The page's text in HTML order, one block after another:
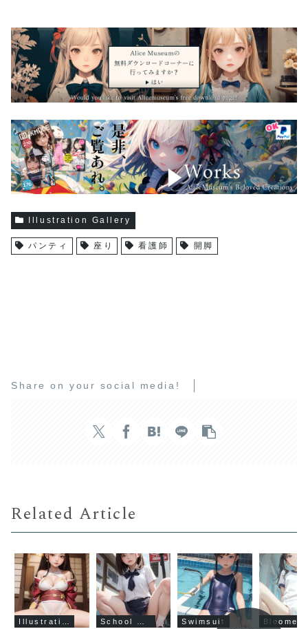
Illustration Gallery
パンティ 座り 看護師 開脚
Share on your social media!
Related Article
Swimsuit